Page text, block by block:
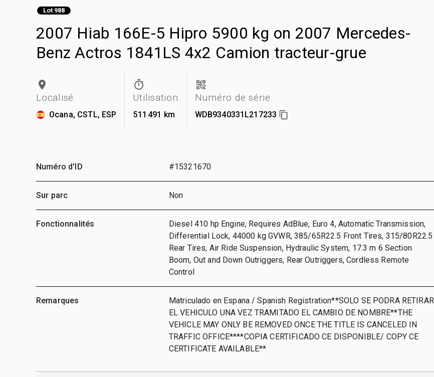
Lot 988
2007 Hiab 166E-5 Hipro 5900 kg on 2007 Mercedes-
Benz Actros 1841LS 4x2 Camion tracteur-grue
Localisé
Ocana, CSTL, ESP
Utilisation
511 491 km
Numéro de série
WDB9340331L217233
Numéro d'ID #15321670
Sur parc Non
Fonctionnalités
Diesel 410 hp Engine, Requires AdBlue, Euro 4, Automatic Transmission,
Differential Lock, 44000 kg GVWR, 385/65R22.5 Front Tires, 315/80R22.5
Rear Tires, Air Ride Suspension, Hydraulic System, 17.3 m 6 Section
Boom, Out and Down Outriggers, Rear Outriggers, Cordless Remote
Control
Remarques
Matriculado en Espana / Spanish Registration**SOLO SE PODRA RETIRAR
EL VEHICULO UNA VEZ TRAMITADO EL CAMBIO DE NOMBRE**THE
VEHICLE MAY ONLY BE REMOVED ONCE THE TITLE IS CANCELED IN
TRAFFIC OFFICE****COPIA CERTIFICADO CE DISPONIBLE/ COPY CE
CERTIFICATE AVAILABLE**